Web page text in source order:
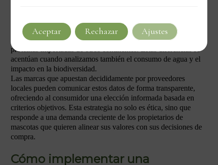
menos de 150 km de la planta de producción puede tener una
huella de carbono hasta 12 veces menor que uno elaborado con
proteínas importadas de otros continentes. Estas diferencias se
acentúan cuando analizamos también el consumo de agua y el
impacto en la biodiversidad.
Las marcas que apuestan decididamente por proveedores
locales pueden comunicar estos datos de forma transparente,
ofreciendo al consumidor una elección informada basada en
criterios objetivos. Esta estrategia no solo es ética, sino que
responde a una demanda creciente de los propietarios de
mascotas que quieren alinear sus valores con sus decisiones de
compra.
Cómo implementar una
Aceptar Rechazar Ajustes